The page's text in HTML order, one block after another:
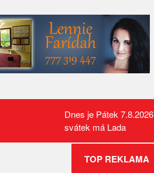
Dnes je Pátek 7.8.2026
svátek má Lada
TOP REKLAMA